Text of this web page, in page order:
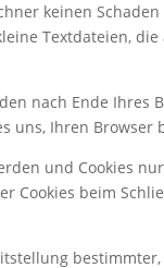
keinen
Textdateien,
nach Ende Ihres
uns, Ihren
und Cookies
Cookies beim